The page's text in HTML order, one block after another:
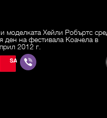
моделката Хейли Робъртс
ден на фестивала Коачела в
2012 г.
SAVE